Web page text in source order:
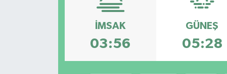
İMSAK
03:56
GÜNEŞ
05:28